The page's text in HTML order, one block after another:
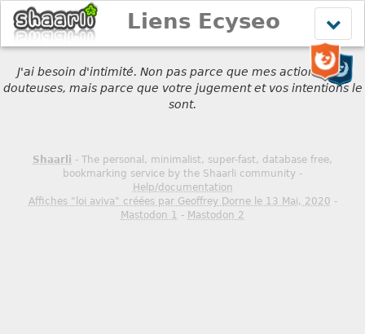
le
menu
Liens Ecyseo
J'ai besoin d'intimité. Non pas parce que mes actions sont
douteuses, mais parce que votre jugement et vos intentions le
sont.
Shaarli - The personal, minimalist, super-fast, database free,
bookmarking service by the Shaarli community -
Help/documentation
Affiches "loi aviva" créées par Geoffrey Dorne le 13 Mai, 2020 -
Mastodon 1 - Mastodon 2